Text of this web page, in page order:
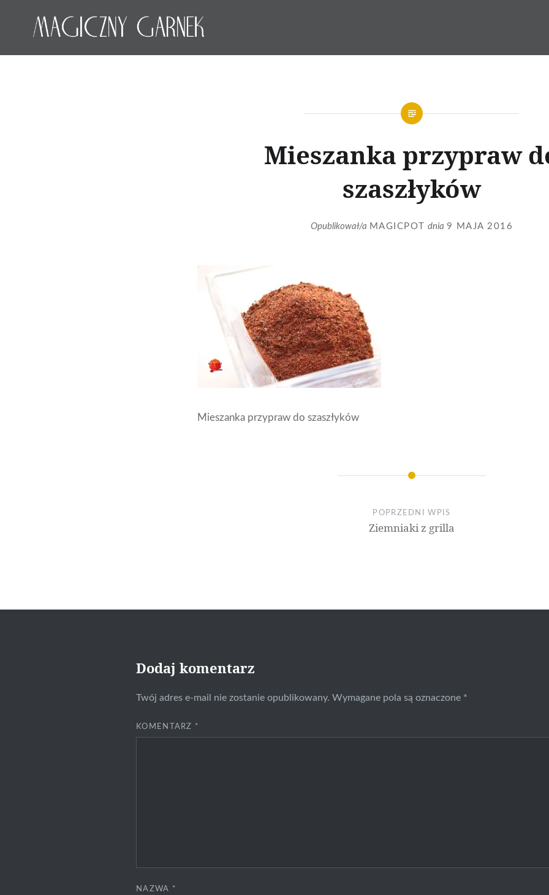
Magiczny Garnek
Mieszanka przypraw
szaszłyków
Opublikował/a MAGICPOT dnia 9 MAJA 2016
Mieszanka przypraw do szaszłyków
POPRZEDNI WPIS
Ziemniaki z grilla
Dodaj komentarz
Twój adres e-mail nie zostanie opublikowany. Wymagane pola są oznaczone *
KOMENTARZ *
NAZWA *